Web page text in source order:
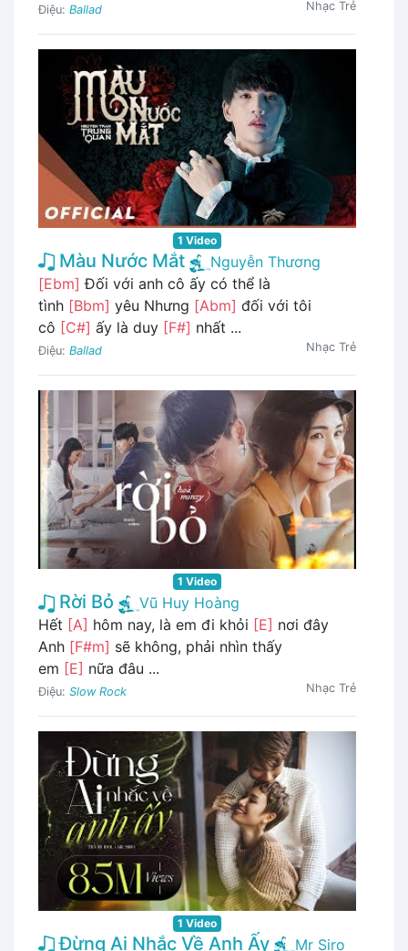
Điệu: Ballad Nhạc Trẻ
1 Video
Màu Nước Mắt
Nguyễn Thương
[Ebm] Đối với anh cô ấy có thể là
tình [Bbm] yêu Nhưng [Abm] đối với tôi
cô [C#] ấy là duy [F#] nhất ...
Điệu: Ballad Nhạc Trẻ
1 Video
Rời Bỏ
Vũ Huy Hoàng
Hết [A] hôm nay, là em đi khỏi [E] nơi đây
Anh [F#m] sẽ không, phải nhìn thấy
em [E] nữa đâu ...
Điệu: Slow Rock Nhạc Trẻ
1 Video
Đừng Ai Nhắc Về Anh Ấy
Mr Siro